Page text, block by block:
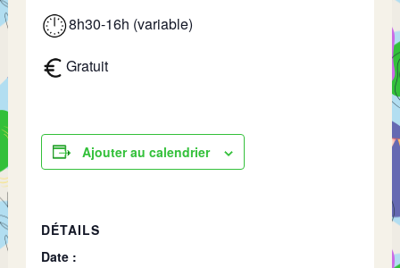
8h30-16h (variable)
Gratuit
Ajouter au calendrier
DÉTAILS
Date :